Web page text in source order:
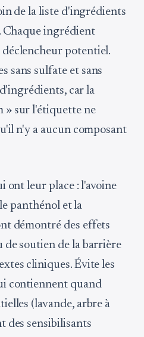
de la liste d'ingrédients
Chaque ingrédient
potentiel.
sans sulfate et sans
car la
» sur l'étiquette ne
n'y a aucun composant
ont leur place : l'avoine
panthénol et la
démontré des effets
soutien de la barrière
cliniques. Évite les
contiennent quand
(lavande, arbre à
des sensibilisants